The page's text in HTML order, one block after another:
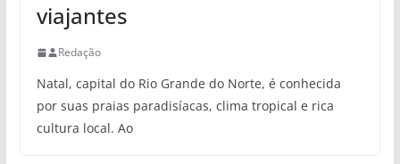
viajantes
Redação
Natal, capital do Rio Grande do Norte, é conhecida
por suas praias paradisíacas, clima tropical e rica
cultura local. Ao